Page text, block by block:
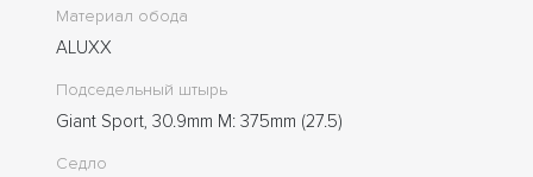
Материал обода
ALUXX
Подседельный штырь
Giant Sport, 30.9mm M: 375mm (27.5)
Седло